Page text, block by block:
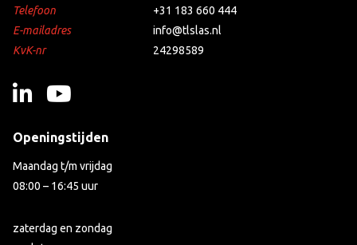
Telefoon
+31 183 660 444
E-mailadres
info@tlslas.nl
KvK-nr
24298589
Openingstijden
Maandag t/m vrijdag
08:00 – 16:45 uur
zaterdag en zondag